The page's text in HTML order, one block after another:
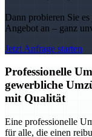
Dann probieren Sie
Angebot an – ganz
Jetzt Anfrage starten
Professionelle
gewerbliche
mit Qualität
Eine professionelle
für alle, die einen